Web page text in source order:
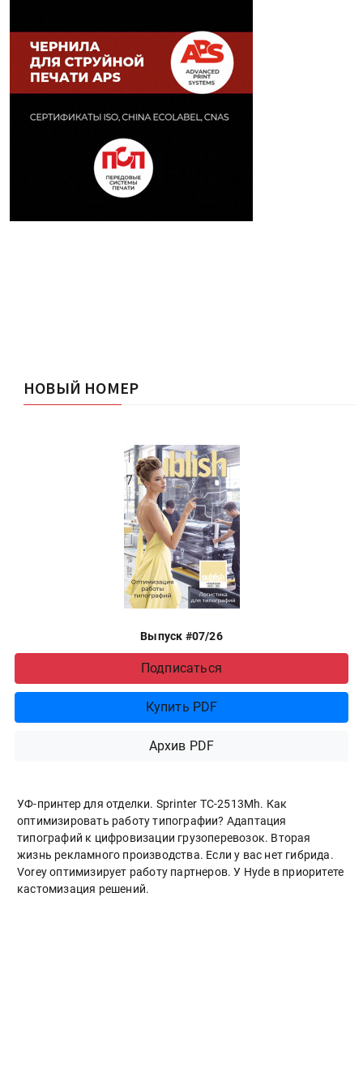
НОВЫЙ НОМЕР
Выпуск #07/26
Подписаться
Купить PDF
Архив PDF
УФ-принтер для отделки. Sprinter ТС-2513Mh. Как
оптимизировать работу типографии? Адаптация
типографий к цифровизации грузоперевозок. Вторая
жизнь рекламного производства. Если у вас нет гибрида.
Vorey оптимизирует работу партнеров. У Hyde в приоритете
кастомизация решений.